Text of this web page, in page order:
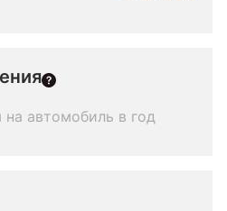
автомобиль в год